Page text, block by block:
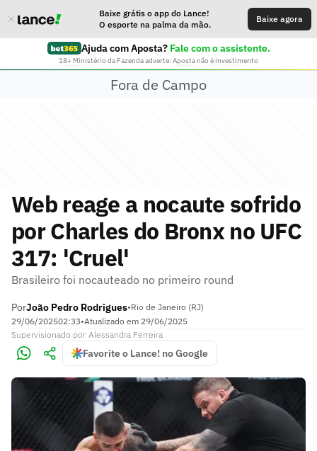
Baixe grátis o app do Lance!
O esporte na palma da mão.
Baixe agora
Ajuda com Aposta? Fale com o assistente.
18+ Ministério da Fazenda adverte: Aposta não é investimento
Fora de Campo
Web reage a nocaute sofrido
por Charles do Bronx no UFC
317: 'Cruel'
Brasileiro foi nocauteado no primeiro round
PorJoão Pedro Rodrigues•Rio de Janeiro (RJ)
29/06/202502:33•Atualizado em 29/06/2025
Supervisionado por Alessandra Ferreira
Favorite o Lance! no Google